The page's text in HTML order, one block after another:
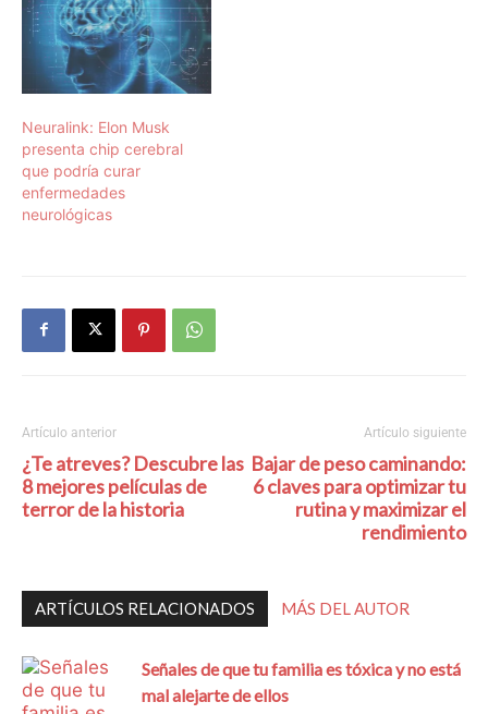
Neuralink: Elon Musk
presenta chip cerebral
que podría curar
enfermedades
neurológicas
Artículo anterior
¿Te atreves? Descubre las
8 mejores películas de
terror de la historia
Artículo siguiente
Bajar de peso caminando:
6 claves para optimizar tu
rutina y maximizar el
rendimiento
ARTÍCULOS RELACIONADOS MÁS DEL AUTOR
Señales de que tu familia es tóxica y no está
mal alejarte de ellos